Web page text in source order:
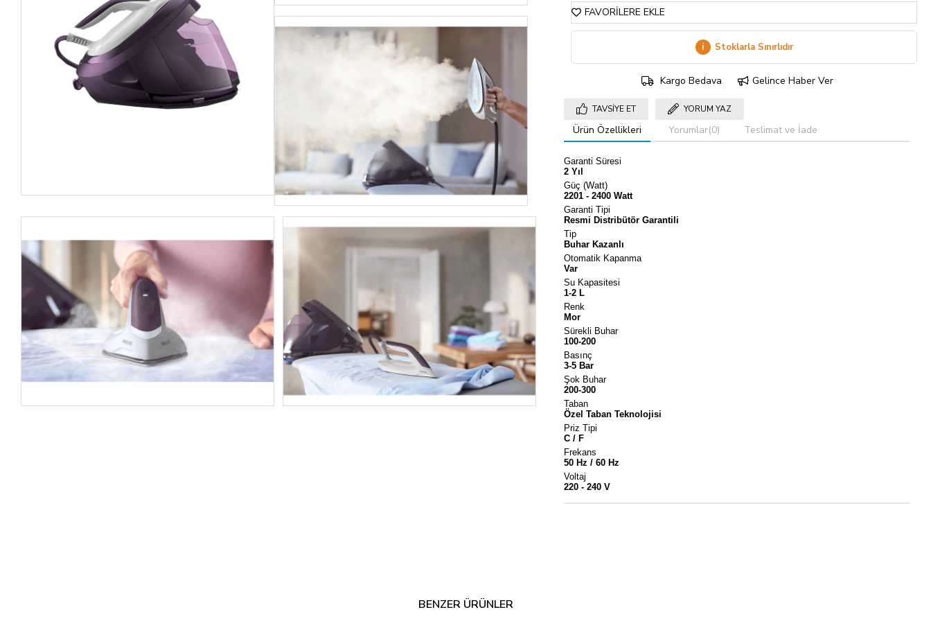
FAVORILERE EKLE
i Stoklarla Sınırlıdır
Kargo Bedava Gelince Haber Ver
TAVSIYE ET YORUM YAZ
Ürün Özellikleri Yorumlar(0) Teslimat ve İade
Garanti Süresi
2 Yıl
Güç (Watt)
2201 - 2400 Watt
Garanti Tipi
Resmi Distribütör Garantili
Tip
Buhar Kazanlı
Otomatik Kapanma
Var
Su Kapasitesi
1-2 L
Renk
Mor
Sürekli Buhar
100-200
Basınç
3-5 Bar
Şok Buhar
200-300
Taban
Özel Taban Teknolojisi
Priz Tipi
C / F
Frekans
50 Hz / 60 Hz
Voltaj
220 - 240 V
BENZER ÜRÜNLER